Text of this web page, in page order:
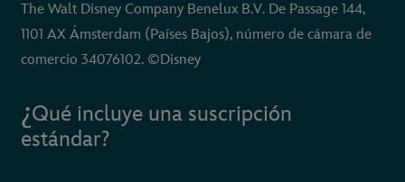
The Walt Disney Company Benelux B.V. De Passage 144,
1101 AX Ámsterdam (Países Bajos), número de cámara de
comercio 34076102. ©Disney
¿Qué incluye una suscripción
estándar?